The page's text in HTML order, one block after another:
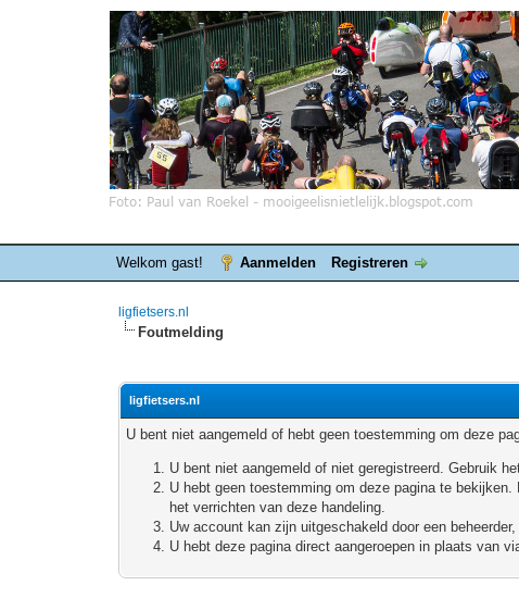
Welkom gast! Aanmelden Registreren
ligfietsers.nl
Foutmelding
ligfietsers.nl
U bent niet aangemeld of hebt geen toestemming om deze
U bent niet aangemeld of niet geregistreerd. Gebruik
U hebt geen toestemming om deze pagina te
het verrichten van deze handeling.
Uw account kan zijn uitgeschakeld door een
U hebt deze pagina direct aangeroepen in plaats van